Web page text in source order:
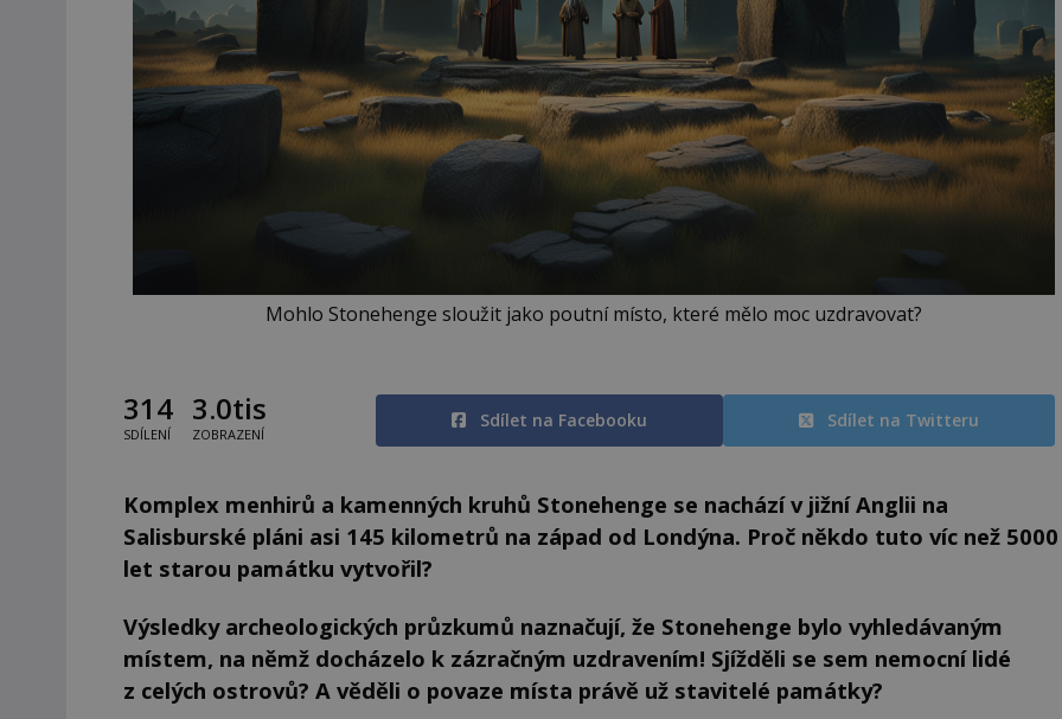
Mohlo Stonehenge sloužit jako poutní místo, které mělo moc uzdravovat?
314
SDÍLENÍ
3.0tis
ZOBRAZENÍ
Sdílet na Facebooku Sdílet na Twitteru
Komplex menhirů a kamenných kruhů Stonehenge se nachází v jižní Anglii na
Salisburské pláni asi 145 kilometrů na západ od Londýna. Proč někdo tuto víc než 5000
let starou památku vytvořil?
Výsledky archeologických průzkumů naznačují, že Stonehenge bylo vyhledávaným
místem, na němž docházelo k zázračným uzdravením! Sjížděli se sem nemocní lidé
z celých ostrovů? A věděli o povaze místa právě už stavitelé památky?